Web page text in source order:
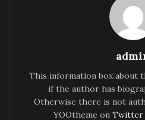
This information box about
if the author has
Otherwise there is not
YOOtheme on Twitter